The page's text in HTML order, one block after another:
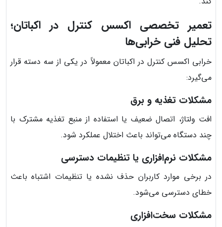
تعمیر تخصصی اکسس کنترل در اکباتان؛
تحلیل فنی خرابی‌ها
خرابی اکسس کنترل در اکباتان معمولاً در یکی از سه دسته قرار
می‌گیرد:
مشکلات تغذیه و برق
افت ولتاژ، اتصال ضعیف یا استفاده از منبع تغذیه مشترک با
چند دستگاه می‌تواند باعث اختلال عملکرد شود.
مشکلات نرم‌افزاری یا تنظیمات دسترسی
در برخی موارد کاربران حذف نشده یا تنظیمات اشتباه باعث
خطای دسترسی می‌شود.
مشکلات سخت‌افزاری